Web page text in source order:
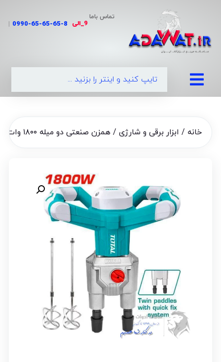
تماس باما
9_الی 0990-65-65
|
خانه / ابزار برقی و شارژی/ همزن صنعتی دو میله ۱۸۰۰ وات توتال